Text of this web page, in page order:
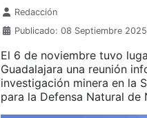
Detalles
Redacción
Publicado: 08 Septiembre 2025
El 6 de noviembre tuvo
Guadalajara una reunión
investigación minera en la
para la Defensa Natural de